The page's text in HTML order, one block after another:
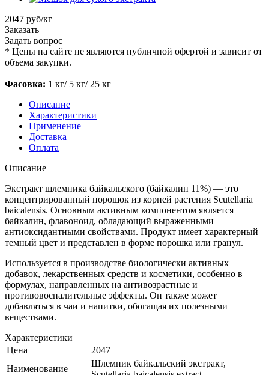
2047 руб/кг
Заказать
Задать вопрос
* Цены на сайте не являются публичной офертой и зависит от
объема закупки.
Фасовка: 1 кг/ 5 кг/ 25 кг
Описание
Характеристики
Применение
Доставка
Оплата
Описание
Экстракт шлемника байкальского (байкалин 11%) — это
концентрированный порошок из корней растения Scutellaria
baicalensis. Основным активным компонентом является
байкалин, флавоноид, обладающий выраженными
антиоксидантными свойствами. Продукт имеет характерный
темный цвет и представлен в форме порошка или гранул.
Используется в производстве биологически активных
добавок, лекарственных средств и косметики, особенно в
формулах, направленных на антивозрастные и
противовоспалительные эффекты. Он также может
добавляться в чаи и напитки, обогащая их полезными
веществами.
Характеристики
Цена
2047
Наименование
Шлемник байкальский экстракт,